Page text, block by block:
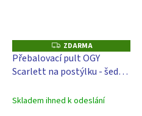
Z
D
A
R
M
ZDARMA
Přebalovací pult OGY
Scarlett na postýlku - šedý -
bílá
Skladem ihned k odeslání